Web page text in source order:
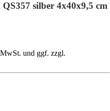
silber 4x40x9,5 cm
und ggf. zzgl.